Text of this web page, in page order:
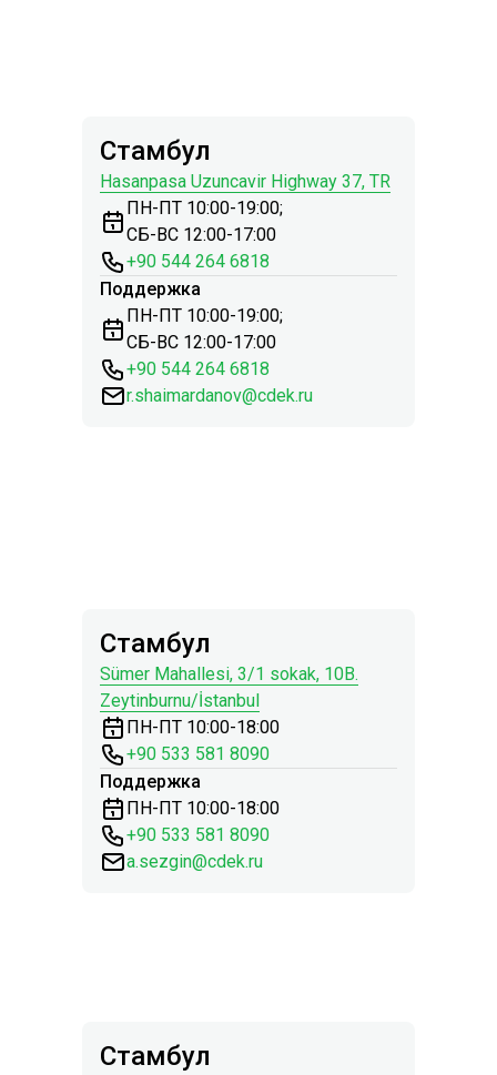
Стамбул
Hasanpasa Uzuncavir Highway 37, TR
ПН-ПТ 10:00-19:00;
СБ-ВС 12:00-17:00
+90 544 264 6818
Поддержка
ПН-ПТ 10:00-19:00;
СБ-ВС 12:00-17:00
+90 544 264 6818
r.shaimardanov@cdek.ru
Стамбул
Стамбул
Sümer Mahallesi, 3/1 sokak, 10B.
Zeytinburnu/İstanbul
ПН-ПТ 10:00-18:00
+90 533 581 8090
Поддержка
ПН-ПТ 10:00-18:00
+90 533 581 8090
a.sezgin@cdek.ru